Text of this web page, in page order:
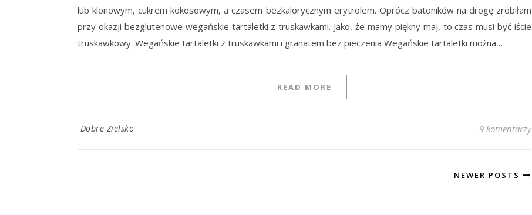
lub klonowym, cukrem kokosowym, a czasem bezkalorycznym erytrolem. Oprócz batoników na drogę zrobiłam
przy okazji bezglutenowe wegańskie tartaletki z truskawkami. Jako, że mamy piękny maj, to czas musi być iście
truskawkowy. Wegańskie tartaletki z truskawkami i granatem bez pieczenia Wegańskie tartaletki można…
READ MORE
Dobre Zielsko 9 komentarzy
NEWER POSTS